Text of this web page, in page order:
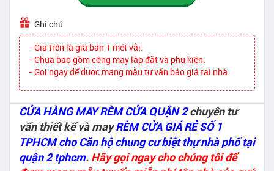
Ghi chú
- Giá trên là giá bán 1 mét vải.
- Chưa bao gồm công may lắp đặt và phụ kiện.
- Gọi ngay để được mang mẫu tư vấn báo giá tại nhà.
CỬA HÀNG MAY RÈM CỬA QUẬN 2chuyên tư
vấn thiết kế và mayRÈM CỬA GIÁ RẺ SỐ 1
TPHCM cho Căn hộ chung cư biệt thự nhà phố tại
quận 2 tphcm. Hãy gọi ngay cho chúng tôi để